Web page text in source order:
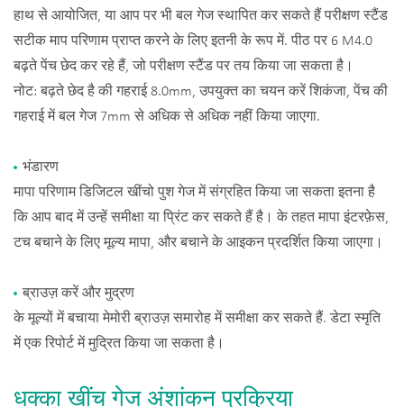
हाथ से आयोजित, या आप पर भी बल गेज स्थापित कर सकते हैं परीक्षण स्टैंड
सटीक माप परिणाम प्राप्त करने के लिए इतनी के रूप में. पीठ पर 6 M4.0
बढ़ते पेंच छेद कर रहे हैं, जो परीक्षण स्टैंड पर तय किया जा सकता है।
नोट: बढ़ते छेद है की गहराई 8.0mm, उपयुक्त का चयन करें शिकंजा, पेंच की
गहराई में बल गेज 7mm से अधिक से अधिक नहीं किया जाएगा.
भंडारण
मापा परिणाम डिजिटल खींचो पुश गेज में संग्रहित किया जा सकता इतना है
कि आप बाद में उन्हें समीक्षा या प्रिंट कर सकते हैं है। के तहत मापा इंटरफ़ेस,
टच बचाने के लिए मूल्य मापा, और बचाने के आइकन प्रदर्शित किया जाएगा।
ब्राउज़ करें और मुद्रण
के मूल्यों में बचाया मेमोरी ब्राउज़ समारोह में समीक्षा कर सकते हैं. डेटा स्मृति
में एक रिपोर्ट में मुद्रित किया जा सकता है।
धक्का खींच गेज अंशांकन प्रक्रिया